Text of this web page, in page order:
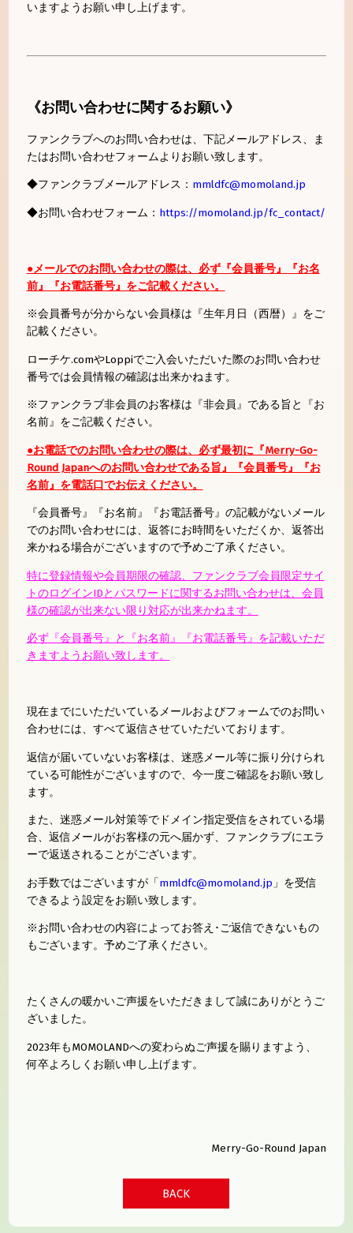
いますようお願い申し上げます。
《お問い合わせに関するお願い》
ファンクラブへのお問い合わせは、下記メールアドレス、ま
たはお問い合わせフォームよりお願い致します。
◆ファンクラブメールアドレス： mmldfc@momoland.jp
◆お問い合わせフォーム： https://momoland.jp/fc_contact/
●メールでのお問い合わせの際は、必ず『会員番号』『お名
前』『お電話番号』をご記載ください。
※会員番号が分からない会員様は『生年月日（西暦）』をご
記載ください。
ローチケ.comやLoppiでご入会いただいた際のお問い合わせ
番号では会員情報の確認は出来かねます。
※ファンクラブ非会員のお客様は『非会員』である旨と『お
名前』をご記載ください。
●お電話でのお問い合わせの際は、必ず最初に『Merry-Go-
Round Japanへのお問い合わせである旨』『会員番号』『お
名前』を電話口でお伝えください。
『会員番号』『お名前』『お電話番号』の記載がないメール
でのお問い合わせには、返答にお時間をいただくか、返答出
来かねる場合がございますので予めご了承ください。
特に登録情報や会員期限の確認、ファンクラブ会員限定サイ
トのログインIDとパスワードに関するお問い合わせは、会員
様の確認が出来ない限り対応が出来かねます。
必ず『会員番号』と『お名前』『お電話番号』を記載いただ
きますようお願い致します。
現在までにいただいているメールおよびフォームでのお問い
合わせには、すべて返信させていただいております。
返信が届いていないお客様は、迷惑メール等に振り分けられ
ている可能性がございますので、今一度ご確認をお願い致し
ます。
また、迷惑メール対策等でドメイン指定受信をされている場
合、返信メールがお客様の元へ届かず、ファンクラブにエラ
ーで返送されることがございます。
お手数ではございますが「mmldfc@momoland.jp 」を受信
できるよう設定をお願い致します。
※お問い合わせの内容によってお答え･ご返信できないもの
もございます。予めご了承ください。
たくさんの暖かいご声援をいただきまして誠にありがとうご
ざいました。
2023年もMOMOLANDへの変わらぬご声援を賜りますよう、
何卒よろしくお願い申し上げます。
Merry-Go-Round Japan
BACK